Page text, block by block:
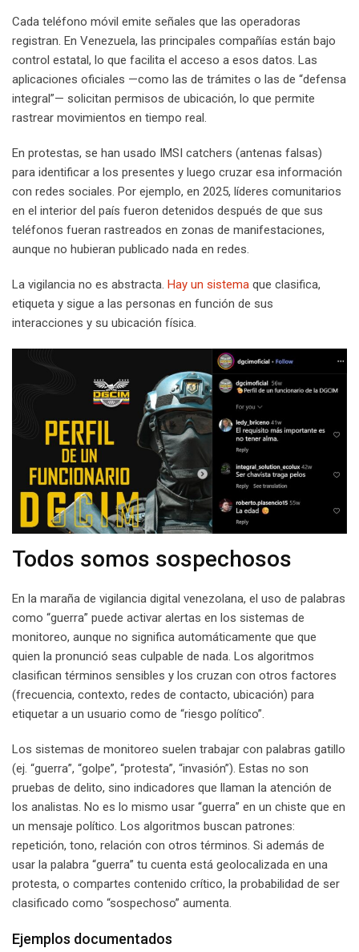
Cada teléfono móvil emite señales que las operadoras
registran. En Venezuela, las principales compañías están bajo
control estatal, lo que facilita el acceso a esos datos. Las
aplicaciones oficiales —como las de trámites o las de “defensa
integral”— solicitan permisos de ubicación, lo que permite
rastrear movimientos en tiempo real.
En protestas, se han usado IMSI catchers (antenas falsas)
para identificar a los presentes y luego cruzar esa información
con redes sociales. Por ejemplo, en 2025, líderes comunitarios
en el interior del país fueron detenidos después de que sus
teléfonos fueran rastreados en zonas de manifestaciones,
aunque no hubieran publicado nada en redes.
La vigilancia no es abstracta. Hay un sistema que clasifica,
etiqueta y sigue a las personas en función de sus
interacciones y su ubicación física.
Todos somos sospechosos
En la maraña de vigilancia digital venezolana, el uso de palabras
como “guerra” puede activar alertas en los sistemas de
monitoreo, aunque no significa automáticamente que que
quien la pronunció seas culpable de nada. Los algoritmos
clasifican términos sensibles y los cruzan con otros factores
(frecuencia, contexto, redes de contacto, ubicación) para
etiquetar a un usuario como de “riesgo político”.
Los sistemas de monitoreo suelen trabajar con palabras gatillo
(ej. “guerra”, “golpe”, “protesta”, “invasión”). Estas no son
pruebas de delito, sino indicadores que llaman la atención de
los analistas. No es lo mismo usar “guerra” en un chiste que en
un mensaje político. Los algoritmos buscan patrones:
repetición, tono, relación con otros términos. Si además de
usar la palabra “guerra” tu cuenta está geolocalizada en una
protesta, o compartes contenido crítico, la probabilidad de ser
clasificado como “sospechoso” aumenta.
Ejemplos documentados